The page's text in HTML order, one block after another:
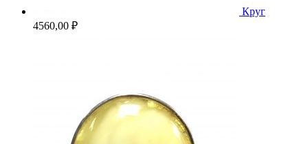
Круг
4560,00 ₽